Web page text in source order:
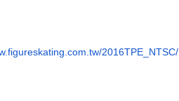
tw/2016TPE_NTSC/